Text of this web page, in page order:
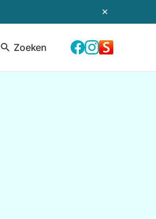
✕
search Zoeken